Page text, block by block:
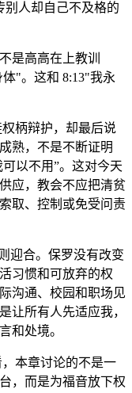
别人却自己不及格的
是高高在上教训
体"。这和 8:13"我永
柄辩护，却最后说
熟，不是不断证明
以不用”。这对今天
应，教会不应把清贫
取、控制或免受问责
迎合。保罗没有改变
习惯和可放弃的权
沟通、校园和职场见
让所有人先适应我，
和处境。
本章讨论的不是一
，而是为福音放下权